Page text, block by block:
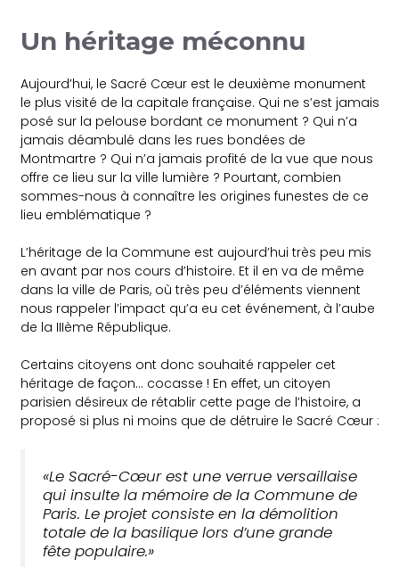
Un héritage méconnu
Aujourd’hui, le Sacré Cœur est le deuxième monument
le plus visité de la capitale française. Qui ne s’est jamais
posé sur la pelouse bordant ce monument ? Qui n’a
jamais déambulé dans les rues bondées de
Montmartre ? Qui n’a jamais profité de la vue que nous
offre ce lieu sur la ville lumière ? Pourtant, combien
sommes-nous à connaître les origines funestes de ce
lieu emblématique ?
L’héritage de la Commune est aujourd’hui très peu mis
en avant par nos cours d’histoire. Et il en va de même
dans la ville de Paris, où très peu d’éléments viennent
nous rappeler l’impact qu’a eu cet événement, à l’aube
de la IIIème République.
Certains citoyens ont donc souhaité rappeler cet
héritage de façon… cocasse ! En effet, un citoyen
parisien désireux de rétablir cette page de l’histoire, a
proposé si plus ni moins que de détruire le Sacré Cœur :
«Le Sacré-Cœur est une verrue versaillaise
qui insulte la mémoire de la Commune de
Paris. Le projet consiste en la démolition
totale de la basilique lors d’une grande
fête populaire.»